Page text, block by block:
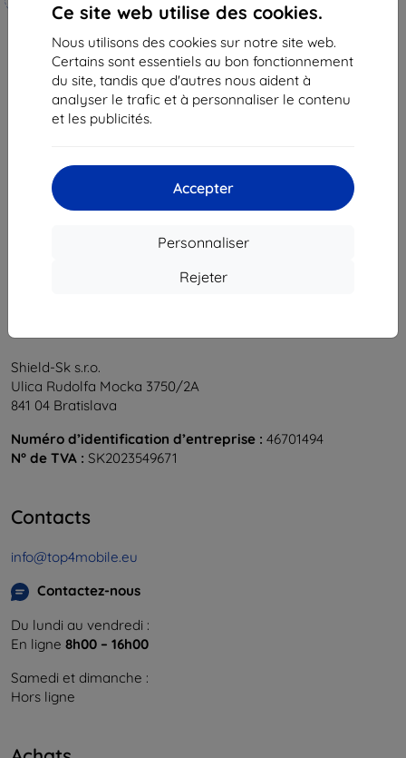
Ce site web utilise des cookies.
Nous utilisons des cookies sur notre site web.
Certains sont essentiels au bon fonctionnement
du site, tandis que d'autres nous aident à
analyser le trafic et à personnaliser le contenu
et les publicités.
Accepter
Personnaliser
Rejeter
18,82 €
En stock 3 pièces
48,90 €
44,02 €
En stock > 5 pièces
du total
Shield-Sk s.r.o.
Ulica Rudolfa Mocka 3750/2A
841 04 Bratislava
Numéro d’identification d’entreprise : 46701494
N° de TVA : SK2023549671
Contacts
info@top4mobile.eu
Contactez-nous
Du lundi au vendredi :
En ligne 8h00 – 16h00
Samedi et dimanche :
Hors ligne